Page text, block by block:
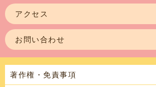
アクセス
お問い合わせ
著作権・免責事項